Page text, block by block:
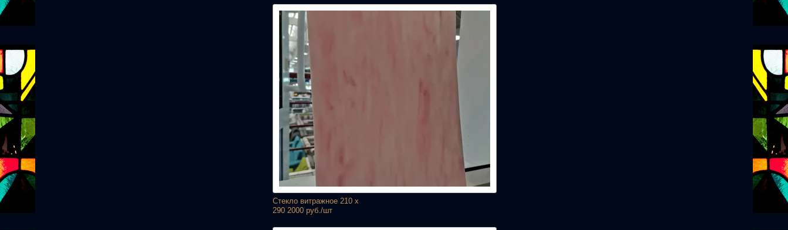
Стекло витражное 210 х
290 2000 руб./шт